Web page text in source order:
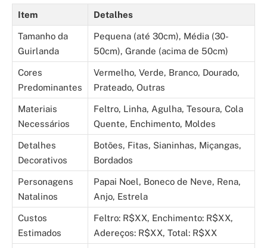
Item Detalhes
Tamanho da
Guirlanda
Pequena (até 30cm), Média (30-
50cm), Grande (acima de 50cm)
Cores
Predominantes
Vermelho, Verde, Branco, Dourado,
Prateado, Outras
Materiais
Necessários
Feltro, Linha, Agulha, Tesoura, Cola
Quente, Enchimento, Moldes
Detalhes
Decorativos
Botões, Fitas, Sianinhas, Miçangas,
Bordados
Personagens
Natalinos
Papai Noel, Boneco de Neve, Rena,
Anjo, Estrela
Custos
Estimados
Feltro: R$XX, Enchimento: R$XX,
Adereços: R$XX, Total: R$XX